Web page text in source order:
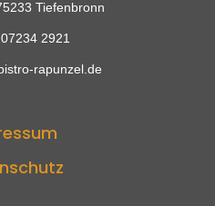
Tiefenbronn
2921
rapunzel.de